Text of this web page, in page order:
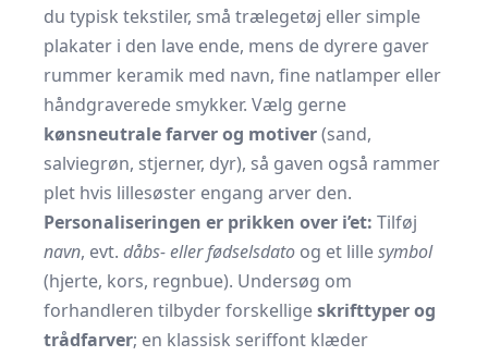
du typisk tekstiler, små trælegetøj eller simple
plakater i den lave ende, mens de dyrere gaver
rummer keramik med navn, fine natlamper eller
håndgraverede smykker. Vælg gerne
kønsneutrale farver og motiver(sand,
salviegrøn, stjerner, dyr), så gaven også rammer
plet hvis lillesøster engang arver den.
Personaliseringen er prikken over i’et: Tilføj
navn, evt. dåbs- eller fødselsdato og et lillesymbol
(hjerte, kors, regnbue). Undersøg om
forhandleren tilbyder forskelligeskrifttyper og
trådfarver; en klassisk seriffont klæder